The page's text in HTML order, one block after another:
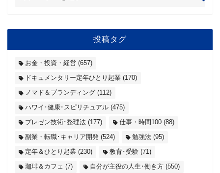
投稿タグ
お金・投資・経営 (657)
ドキュメンタリー定年ひとり起業 (170)
ノマド＆ブランディング (112)
ハワイ･健康･スピリチュアル (475)
プレゼン技術･整理法 (177) 仕事・時間100 (88)
副業・転職･キャリア開発 (524) 勉強法 (95)
定年＆ひとり起業 (230) 教育･受験 (71)
珈琲＆カフェ (7) 自分が主役の人生･働き方 (550)